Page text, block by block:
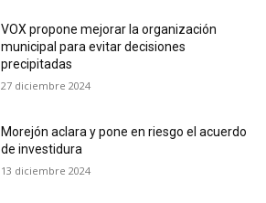
VOX propone mejorar la organización
municipal para evitar decisiones
precipitadas
27 diciembre 2024
Morejón aclara y pone en riesgo el acuerdo
de investidura
13 diciembre 2024